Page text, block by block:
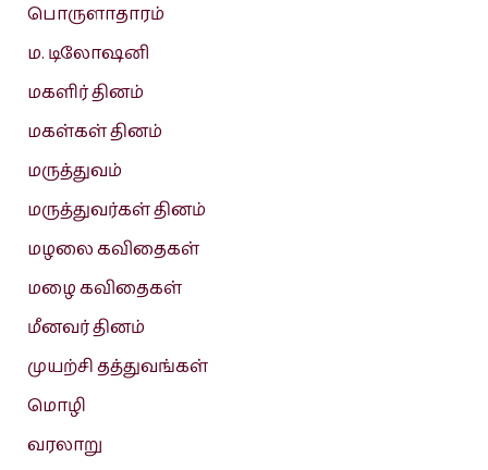
பொருளாதாரம்
ம. டிலோஷனி
மகளிர் தினம்
மகள்கள் தினம்
மருத்துவம்
மருத்துவர்கள் தினம்
மழலை கவிதைகள்
மழை கவிதைகள்
மீனவர் தினம்
முயற்சி தத்துவங்கள்
மொழி
வரலாறு